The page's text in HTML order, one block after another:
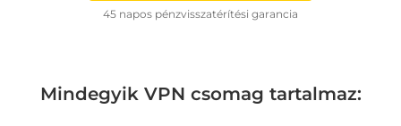
45 napos pénzvisszatérítési garancia
Mindegyik VPN csomag tartalmaz: